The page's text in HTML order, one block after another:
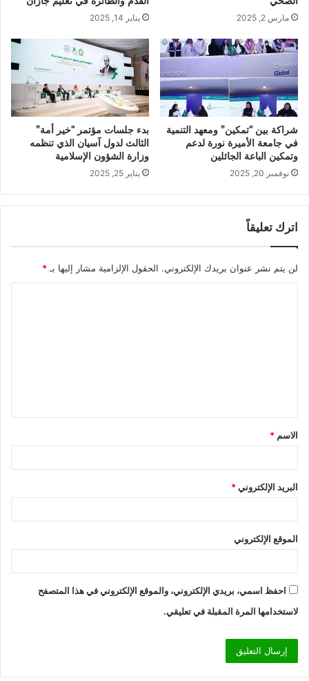
مارس 2, 2025 يناير 14, 2025
شراكة بين “تمكين” ومعهد التنمية
في جامعة الأميرة نورة لدعم
وتمكين الباعة الجائلين
نوفمبر 20, 2025
بدء جلسات مؤتمر “خير أمة”
الثالث لدول آسيان الذي تنظمه
وزارة الشؤون الإسلامية
يناير 25, 2025
اترك تعليقاً
لن يتم نشر عنوان بريدك الإلكتروني. الحقول الإلزامية مشار إليها بـ *
ق
*
الاسم *
البريد الإلكتروني*
الموقع الإلكتروني
احفظ اسمي، بريدي الإلكتروني، والموقع الإلكتروني في هذا المتصفح
لاستخدامها المرة المقبلة في تعليقي.